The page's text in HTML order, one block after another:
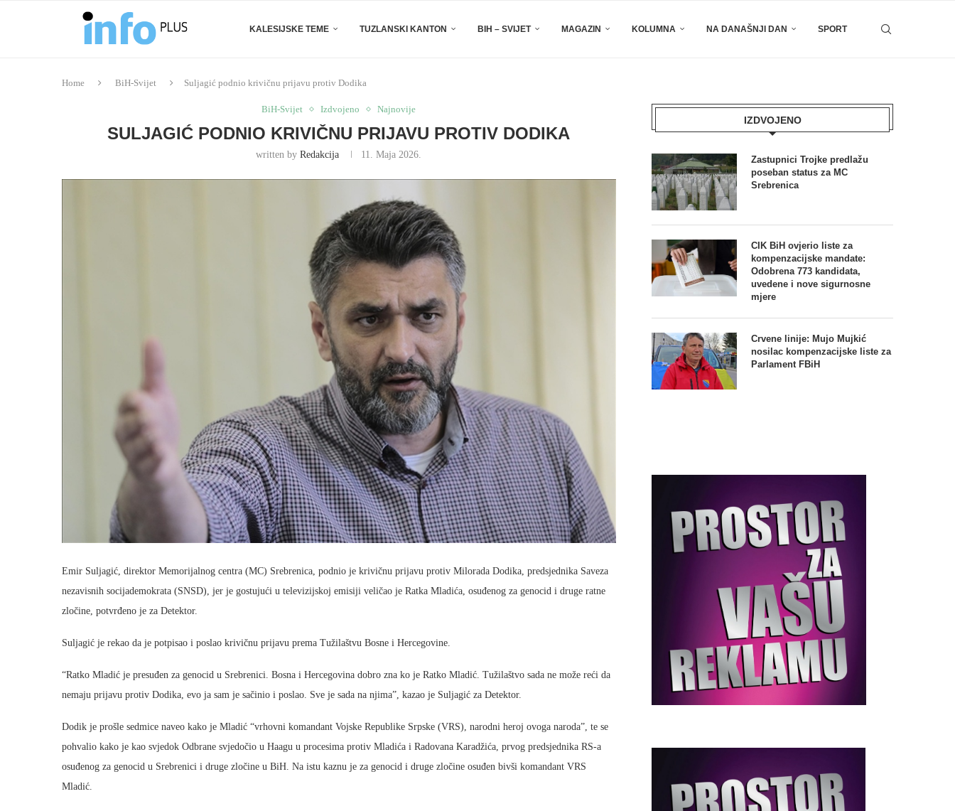
KALESIJSKE TEME TUZLANSKI KANTON BIH – SVIJET MAGAZIN KOLUMNA NA DANAŠNJI DAN SPORT
Home BiH-Svijet Suljagić podnio krivičnu prijavu protiv Dodika
BiH-Svijet Izdvojeno Najnovije
SULJAGIĆ PODNIO KRIVIČNU PRIJAVU PROTIV DODIKA
written byRedakcija 11. Maja 2026.
Emir Suljagić, direktor Memorijalnog centra (MC) Srebrenica, podnio je krivičnu prijavu protiv Milorada Dodika, predsjednika Saveza
nezavisnih socijademokrata (SNSD), jer je gostujući u televizijskoj emisiji veličao je Ratka Mladića, osuđenog za genocid i druge ratne
zločine, potvrđeno je za Detektor.
Suljagić je rekao da je potpisao i poslao krivičnu prijavu prema Tužilaštvu Bosne i Hercegovine.
“Ratko Mladić je presuđen za genocid u Srebrenici. Bosna i Hercegovina dobro zna ko je Ratko Mladić. Tužilaštvo sada ne može reći da
nemaju prijavu protiv Dodika, evo ja sam je sačinio i poslao. Sve je sada na njima”, kazao je Suljagić za Detektor.
Dodik je prošle sedmice naveo kako je Mladić “vrhovni komandant Vojske Republike Srpske (VRS), narodni heroj ovoga naroda”, te se
pohvalio kako je kao svjedok Odbrane svjedočio u Haagu u procesima protiv Mladića i Radovana Karadžića, prvog predsjednika RS-a
osuđenog za genocid u Srebrenici i druge zločine u BiH. Na istu kaznu je za genocid i druge zločine osuđen bivši komandant VRS
Mladić.
IZDVOJENO
Zastupnici Trojke predlažu
poseban status za MC
Srebrenica
CIK BiH ovjerio liste za
kompenzacijske mandate:
Odobrena 773 kandidata,
uvedene i nove sigurnosne
mjere
Crvene linije: Mujo Mujkić
nosilac kompenzacijske liste za
Parlament FBiH